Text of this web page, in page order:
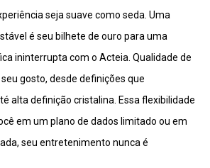
seja suave como seda. Uma
é seu bilhete de ouro para uma
ininterrupta com o Acteia. Qualidade de
gosto, desde definições que
alta definição cristalina. Essa flexibilidade
em um plano de dados limitado ou em
seu entretenimento nunca é